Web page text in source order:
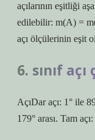
açılarının eşitliği
edilebilir: m(A) =
açı ölçülerinin eşit
6. sınıf
AçıDar açı: 1° ile
179° arası. Tam